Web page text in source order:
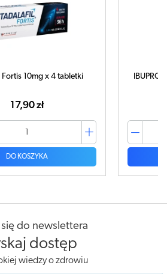
Fortis 10mg x 4 tabletki
17,90 zł
DO KOSZYKA
się do newslettera
dostęp
wiedzy o zdrowiu